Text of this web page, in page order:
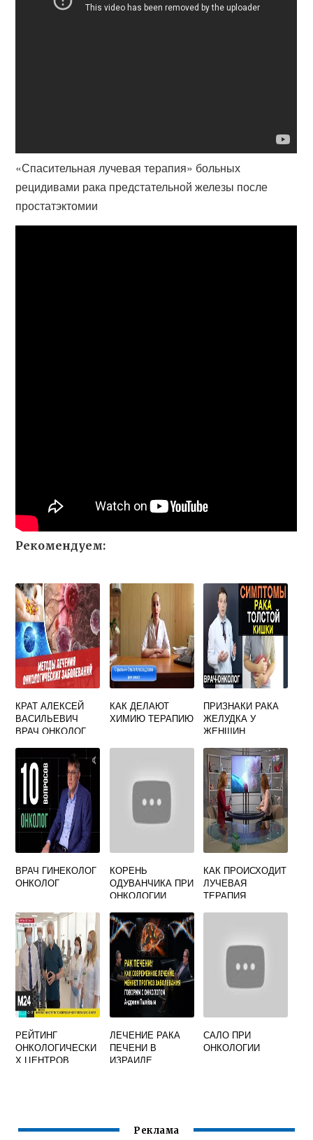
«Спасительная лучевая терапия» больных
рецидивами рака предстательной железы после
простатэктомии
Рекомендуем:
КРАТ АЛЕКСЕЙ
ВАСИЛЬЕВИЧ
ВРАЧ ОНКОЛОГ
КАК ДЕЛАЮТ
ХИМИЮ ТЕРАПИЮ
ПРИЗНАКИ РАКА
ЖЕЛУДКА У
ЖЕНЩИН
ВРАЧ ГИНЕКОЛОГ
ОНКОЛОГ
КОРЕНЬ
ОДУВАНЧИКА ПРИ
ОНКОЛОГИИ
КАК ПРОИСХОДИТ
ЛУЧЕВАЯ
ТЕРАПИЯ
РЕЙТИНГ
ОНКОЛОГИЧЕСКИ
Х ЦЕНТРОВ
ЛЕЧЕНИЕ РАКА
ПЕЧЕНИ В
ИЗРАИЛЕ
САЛО ПРИ
ОНКОЛОГИИ
Реклама